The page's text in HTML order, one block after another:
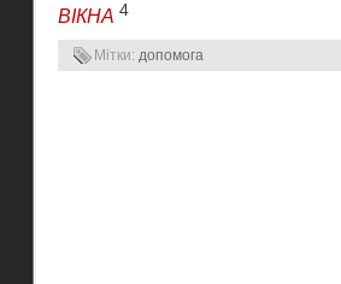
ВІКНА 4
Мітки: допомога